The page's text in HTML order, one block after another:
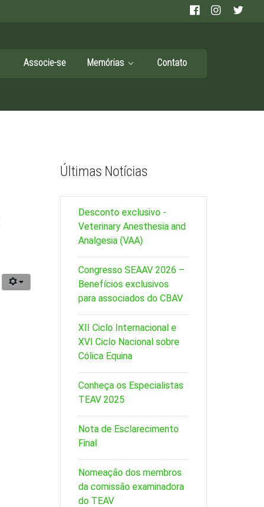
Associe-se Memórias Contato
Últimas Notícias
Desconto exclusivo -
Veterinary Anesthesia and
Analgesia (VAA)
Congresso SEAAV 2026 –
Benefícios exclusivos
para associados do CBAV
XII Ciclo Internacional e
XVI Ciclo Nacional sobre
Cólica Equina
Conheça os Especialistas
TEAV 2025
Nota de Esclarecimento
Final
Nomeação dos membros
da comissão examinadora
do TEAV